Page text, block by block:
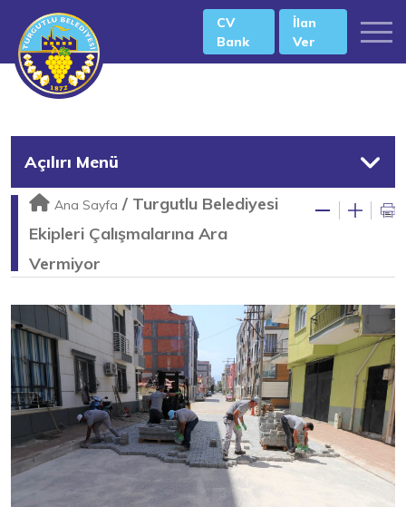
CV
Bank
İlan
Ver
Açılırı Menü
Ana Sayfa / Turgutlu Belediyesi
Ekipleri Çalışmalarına Ara
Vermiyor